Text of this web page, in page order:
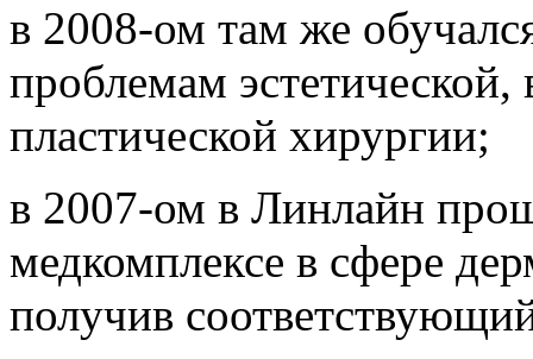
в 2008-ом там же
проблемам эстетической,
пластической хирургии;
в 2007-ом в Линлайн
медкомплексе в сфере
получив